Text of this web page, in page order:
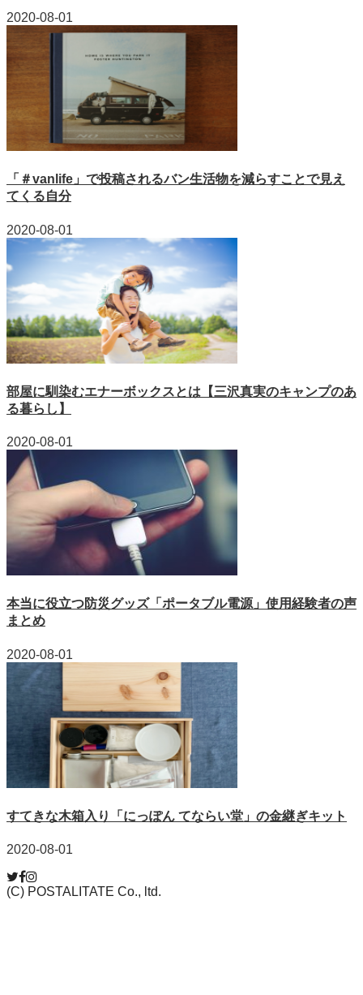
2020-08-01
「＃vanlife」で投稿されるバン生活物を減らすことで見え
てくる自分
2020-08-01
部屋に馴染むエナーボックスとは【三沢真実のキャンプのあ
る暮らし】
2020-08-01
本当に役立つ防災グッズ「ポータブル電源」使用経験者の声
まとめ
2020-08-01
すてきな木箱入り「にっぽん てならい堂」の金継ぎキット
2020-08-01
(C) POSTALITATE Co., ltd.